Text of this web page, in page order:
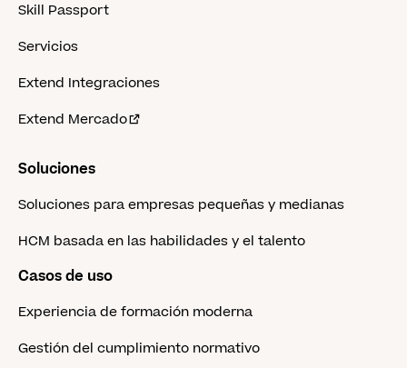
Skill Passport
Servicios
Extend Integraciones
Extend Mercado
Soluciones
Soluciones para empresas pequeñas y medianas
HCM basada en las habilidades y el talento
Casos de uso
Experiencia de formación moderna
Gestión del cumplimiento normativo